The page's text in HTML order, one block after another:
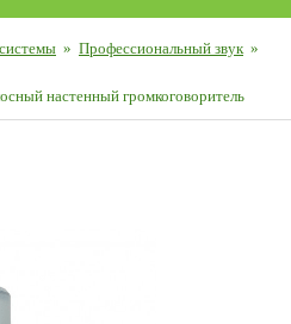
» Профессиональный звук »
настенный громкоговоритель